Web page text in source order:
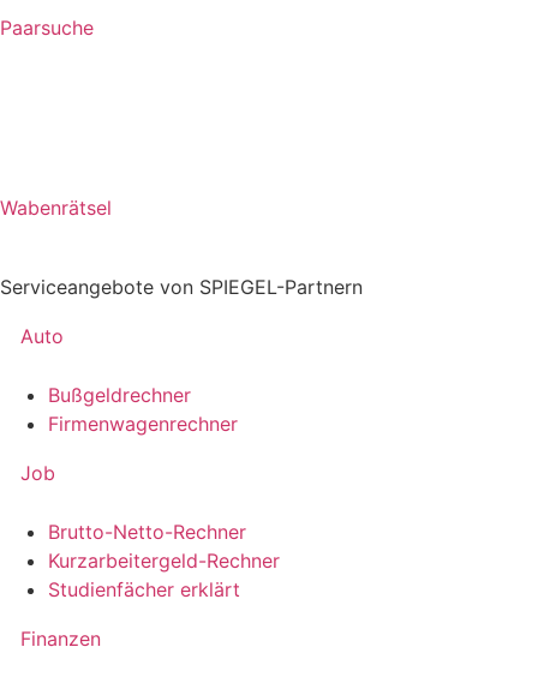
Paarsuche
Wabenrätsel
Serviceangebote von SPIEGEL-Partnern
Auto
Bußgeldrechner
Firmenwagenrechner
Job
Brutto-Netto-Rechner
Kurzarbeitergeld-Rechner
Studienfächer erklärt
Finanzen